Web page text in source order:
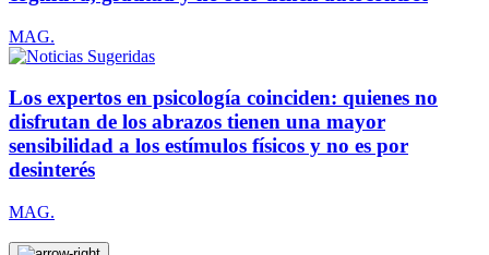
MAG.
Los expertos en psicología coinciden: quienes no
disfrutan de los abrazos tienen una mayor
sensibilidad a los estímulos físicos y no es por
desinterés
MAG.